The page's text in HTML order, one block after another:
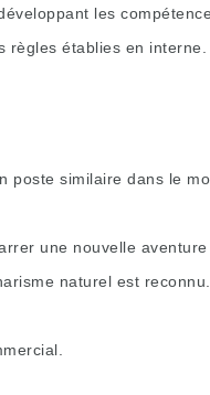
les
règles établies en interne.
poste similaire dans le
une nouvelle
naturel est reconnu.